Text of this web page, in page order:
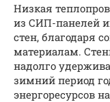
Низкая
из СИП-панелей
стен, благодаря
материалам.
надолго
зимний период
энергоресурсов